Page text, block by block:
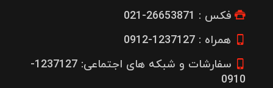
فکس : 26653871-021
همراه : 1237127-0912
سفارشات و شبکه های اجتماعی: 1237127-
0910